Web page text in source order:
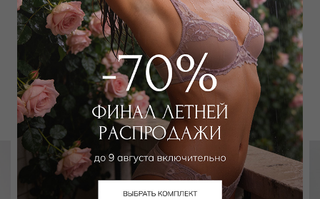
Забронировать в магазине
Вам может подойти